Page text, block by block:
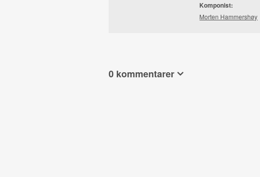
Komponist:
Morten Hammershøy
0 kommentarer